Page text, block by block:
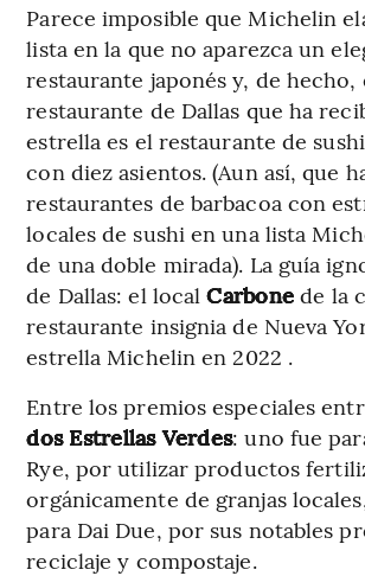
Parece imposible que Michelin
lista en la que no aparezca un
restaurante japonés y, de hecho,
restaurante de Dallas que ha
estrella es el restaurante de sushi
con diez asientos. (Aun así, que
restaurantes de barbacoa con
locales de sushi en una lista
de una doble mirada). La guía
de Dallas: el localCarbonede la
restaurante insignia de Nueva
estrella Michelin en 2022 .
Entre los premios especiales
dos Estrellas Verdes: uno fue
Rye, por utilizar productos
orgánicamente de granjas
para Dai Due, por sus notables
reciclaje y compostaje.